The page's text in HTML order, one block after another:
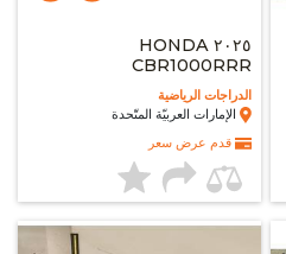
٢٠٢٥ HONDA
CBR1000RRR
FIREBLADE
الدراجات الرياضية
الإمارات العربيّة المتّحدة
قدم عرض سعر